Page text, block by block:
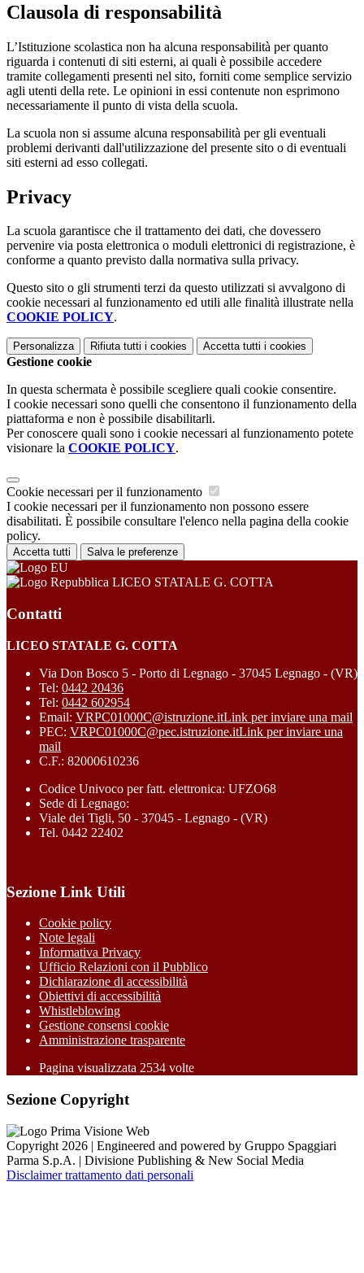
Clausola di responsabilità
L’Istituzione scolastica non ha alcuna responsabilità per quanto
riguarda i contenuti di siti esterni, ai quali è possibile accedere
tramite collegamenti presenti nel sito, forniti come semplice servizio
agli utenti della rete. Le opinioni in essi contenute non esprimono
necessariamente il punto di vista della scuola.
La scuola non si assume alcuna responsabilità per gli eventuali
problemi derivanti dall'utilizzazione del presente sito o di eventuali
siti esterni ad esso collegati.
Privacy
La scuola garantisce che il trattamento dei dati, che dovessero
pervenire via posta elettronica o moduli elettronici di registrazione, è
conforme a quanto previsto dalla normativa sulla privacy.
Questo sito o gli strumenti terzi da questo utilizzati si avvalgono di
cookie necessari al funzionamento ed utili alle finalità illustrate nella
COOKIE POLICY.
Personalizza Rifiuta tutti i cookies Accetta tutti i cookies
Gestione cookie
In questa schermata è possibile scegliere quali cookie consentire.
I cookie necessari sono quelli che consentono il funzionamento della
piattaforma e non è possibile disabilitarli.
Per conoscere quali sono i cookie necessari al funzionamento potete
visionare la COOKIE POLICY.
Cookie necessari per il funzionamento
I cookie necessari per il funzionamento non possono essere
disabilitati. È possibile consultare l'elenco nella pagina della cookie
policy.
Accetta tutti Salva le preferenze
LICEO STATALE G. COTTA
Contatti
LICEO STATALE G. COTTA
Via Don Bosco 5 - Porto di Legnago - 37045 Legnago - (VR)
Tel: 0442 20436
Tel: 0442 602954
Email: VRPC01000C@istruzione.itLink per inviare una mail
PEC: VRPC01000C@pec.istruzione.itLink per inviare una
mail
C.F.: 82000610236
Codice Univoco per fatt. elettronica: UFZO68
Sede di Legnago:
Viale dei Tigli, 50 - 37045 - Legnago - (VR)
Tel. 0442 22402
Sezione Link Utili
Cookie policy
Note legali
Informativa Privacy
Ufficio Relazioni con il Pubblico
Dichiarazione di accessibilità
Obiettivi di accessibilità
Whistleblowing
Gestione consensi cookie
Amministrazione trasparente
Pagina visualizzata 2534 volte
Sezione Copyright
Copyright 2026 | Engineered and powered by Gruppo Spaggiari
Parma S.p.A. | Divisione Publishing & New Social Media
Disclaimer trattamento dati personali